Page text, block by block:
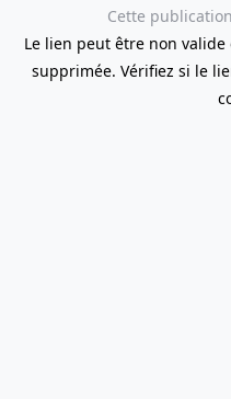
Cette
Le lien peut être non
supprimée. Vérifiez si le